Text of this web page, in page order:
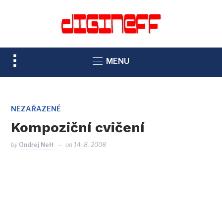
TOGGLE
SIDEBAR
NAVIGATION
MENU
NEZAŘAZENÉ
Kompoziční cvičení
by Ondřej Neff on14. 8. 2008